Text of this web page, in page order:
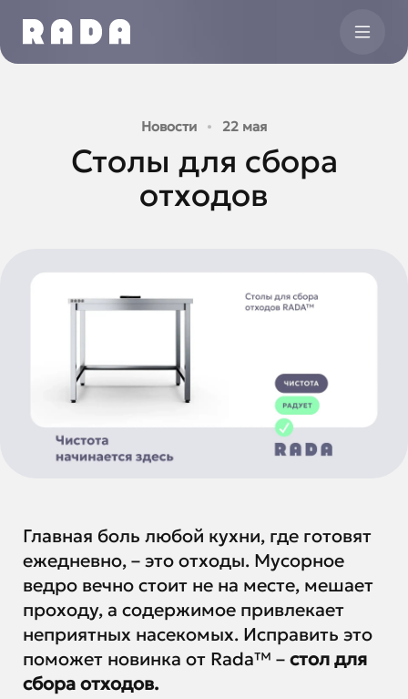
Новости 22 мая
Столы для сбора
отходов
Главная боль любой кухни, где готовят
ежедневно, – это отходы. Мусорное
ведро вечно стоит не на месте, мешает
проходу, а содержимое привлекает
неприятных насекомых. Исправить это
поможет новинка от Rada™ – стол для
сбора отходов.